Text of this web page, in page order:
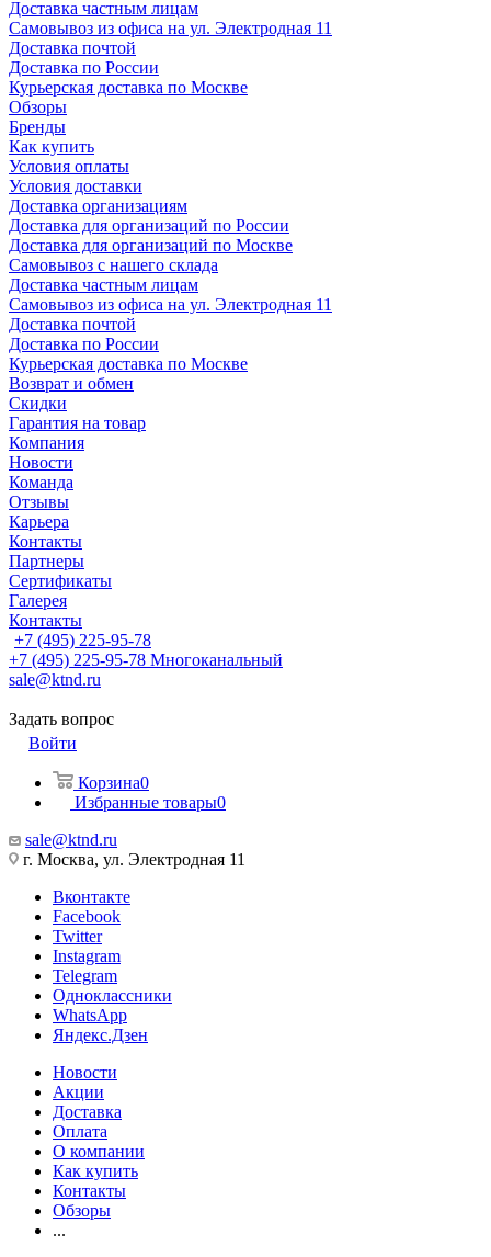
Доставка частным лицам
Самовывоз из офиса на ул. Электродная 11
Доставка почтой
Доставка по России
Курьерская доставка по Москве
Обзоры
Бренды
Как купить
Условия оплаты
Условия доставки
Доставка организациям
Доставка для организаций по России
Доставка для организаций по Москве
Самовывоз с нашего склада
Доставка частным лицам
Самовывоз из офиса на ул. Электродная 11
Доставка почтой
Доставка по России
Курьерская доставка по Москве
Возврат и обмен
Скидки
Гарантия на товар
Компания
Новости
Команда
Отзывы
Карьера
Контакты
Партнеры
Сертификаты
Галерея
Контакты
+7 (495) 225-95-78
+7 (495) 225-95-78 Многоканальный
sale@ktnd.ru
Задать вопрос
Войти
Корзина0
Избранные товары0
sale@ktnd.ru
г. Москва, ул. Электродная 11
Вконтакте
Facebook
Twitter
Instagram
Telegram
Одноклассники
WhatsApp
Яндекс.Дзен
Новости
Акции
Доставка
Оплата
О компании
Как купить
Контакты
Обзоры
...